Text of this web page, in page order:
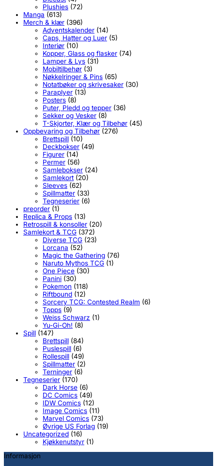
Plushies (72)
Manga (613)
Merch & klær (396)
Adventskalender (14)
Caps, Hatter og Luer (5)
Interiør (10)
Kopper, Glass og flasker (74)
Lamper & Lys (31)
Mobiltilbehør (3)
Nøkkelringer & Pins (65)
Notatbøker og skrivesaker (30)
Paraplyer (13)
Posters (8)
Puter, Pledd og tepper (36)
Sekker og Vesker (8)
T-Skjorter, Klær og Tilbehør (45)
Oppbevaring og Tilbehør (276)
Brettspill (10)
Deckbokser (49)
Figurer (14)
Permer (56)
Samlebokser (24)
Samlekort (20)
Sleeves (62)
Spillmatter (33)
Tegneserier (6)
preorder (1)
Replica & Props (13)
Retrospill & konsoller (20)
Samlekort & TCG (372)
Diverse TCG (23)
Lorcana (52)
Magic the Gathering (76)
Naruto Mythos TCG (1)
One Piece (30)
Panini (30)
Pokemon (118)
Riftbound (12)
Sorcery TCG: Contested Realm (6)
Topps (9)
Weiss Schwarz (1)
Yu-Gi-Oh! (8)
Spill (147)
Brettspill (84)
Puslespill (6)
Rollespill (49)
Spillmatter (2)
Terninger (6)
Tegneserier (170)
Dark Horse (6)
DC Comics (49)
IDW Comics (12)
Image Comics (11)
Marvel Comics (73)
Øvrige US Forlag (19)
Uncategorized (16)
Kjøkkenutstyr (1)
Informasjon